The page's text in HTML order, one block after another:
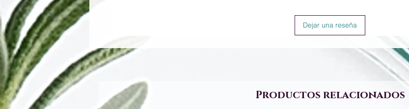
Dejar una reseña
Productos relacionados